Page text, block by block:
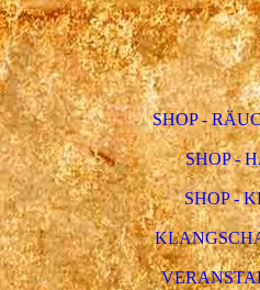
SHOP -
SHOP -
SHOP -